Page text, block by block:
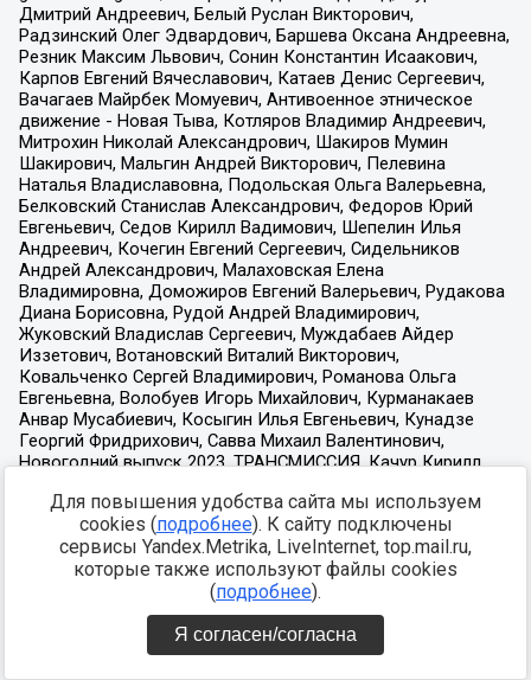
Для повышения удобства сайта мы используем
cookies (подробнее). К сайту подключены
сервисы Yandex.Metrika, LiveInternet, top.mail.ru,
которые также используют файлы cookies
(подробнее).
Я согласен/согласна